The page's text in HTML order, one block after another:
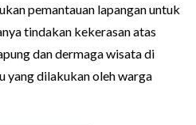
pemantauan lapangan untuk
tindakan kekerasan atas
dan dermaga wisata di
yang dilakukan oleh warga